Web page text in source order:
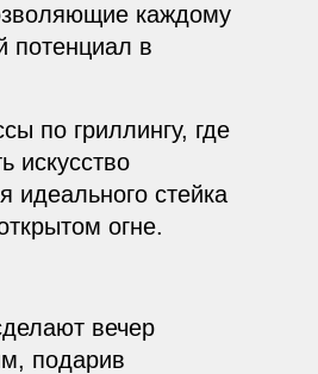
каждому
потенциал в
по гриллингу, где
искусство
идеального стейка
огне.
вечер
подарив